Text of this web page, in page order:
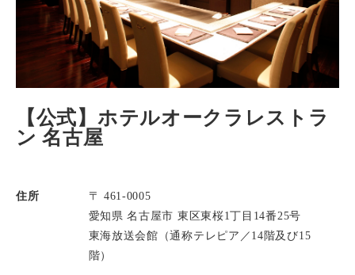
【公式】ホテルオークラレストラ
ン 名古屋
住所
〒 461-0005
愛知県 名古屋市 東区東桜1丁目14番25号
東海放送会館（通称テレピア／14階及び15
階）